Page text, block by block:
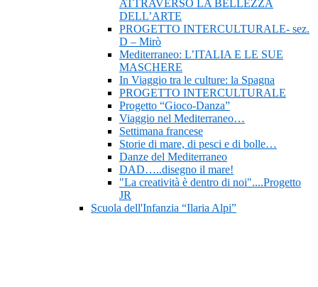
ATTRAVERSO LA BELLEZZA
DELL’ARTE
PROGETTO INTERCULTURALE- sez.
D – Mirò
Mediterraneo: L’ITALIA E LE SUE
MASCHERE
In Viaggio tra le culture: la Spagna
PROGETTO INTERCULTURALE
Progetto “Gioco-Danza”
Viaggio nel Mediterraneo…
Settimana francese
Storie di mare, di pesci e di bolle…
Danze del Mediterraneo
DAD…..disegno il mare!
"La creatività è dentro di noi"....Progetto
JR
Scuola dell'Infanzia “Ilaria Alpi”